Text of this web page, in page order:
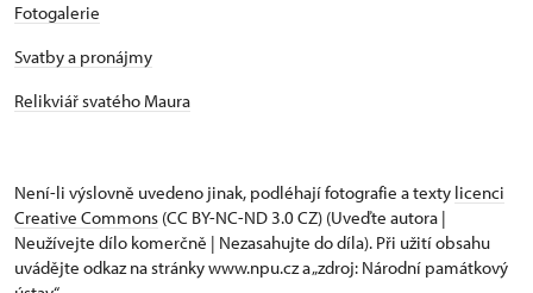
Fotogalerie
Svatby a pronájmy
Relikviář svatého Maura
Není-li výslovně uvedeno jinak, podléhají fotografie a texty licenci
Creative Commons (CC BY-NC-ND 3.0 CZ) (Uveďte autora |
Neužívejte dílo komerčně | Nezasahujte do díla). Při užití obsahu
uvádějte odkaz na stránky www.npu.cz a „zdroj: Národní památkový